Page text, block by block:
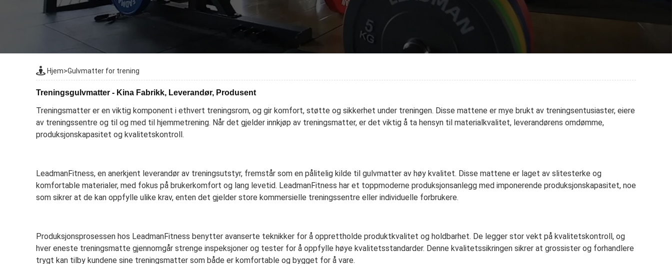
Hjem>Gulvmatter for trening
Treningsgulvmatter - Kina Fabrikk, Leverandør, Produsent
Treningsmatter er en viktig komponent i ethvert treningsrom, og gir komfort, støtte og sikkerhet under treningen. Disse mattene er mye brukt av treningsentusiaster, eiere
av treningssentre og til og med til hjemmetrening. Når det gjelder innkjøp av treningsmatter, er det viktig å ta hensyn til materialkvalitet, leverandørens omdømme,
produksjonskapasitet og kvalitetskontroll.
LeadmanFitness, en anerkjent leverandør av treningsutstyr, fremstår som en pålitelig kilde til gulvmatter av høy kvalitet. Disse mattene er laget av slitesterke og
komfortable materialer, med fokus på brukerkomfort og lang levetid. LeadmanFitness har et toppmoderne produksjonsanlegg med imponerende produksjonskapasitet, noe
som sikrer at de kan oppfylle ulike krav, enten det gjelder store kommersielle treningssentre eller individuelle forbrukere.
Produksjonsprosessen hos LeadmanFitness benytter avanserte teknikker for å opprettholde produktkvalitet og holdbarhet. De legger stor vekt på kvalitetskontroll, og
hver eneste treningsmatte gjennomgår strenge inspeksjoner og tester for å oppfylle høye kvalitetsstandarder. Denne kvalitetssikringen sikrer at grossister og forhandlere
trygt kan tilby kundene sine treningsmatter som både er komfortable og bygget for å vare.